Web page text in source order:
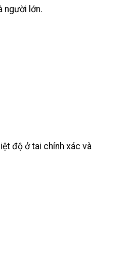
người lớn.
độ ở tai chính xác và